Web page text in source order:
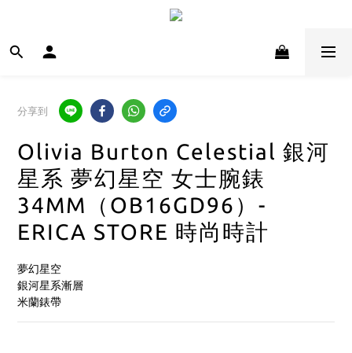
分享到
Olivia Burton Celestial 銀河
星系 夢幻星空 女士腕錶
34MM（OB16GD96）-
ERICA STORE 時尚時計
夢幻星空
銀河星系漸層
米蘭錶帶